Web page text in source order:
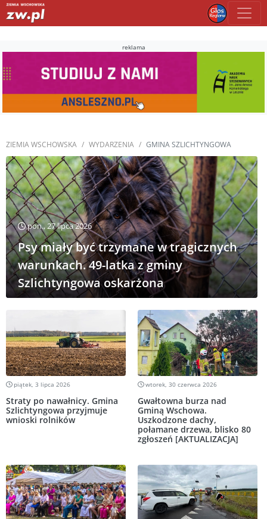
reklama
ZIEMIA WSCHOWSKA WYDARZENIA GMINA SZLICHTYNGOWA
pon., 27 lipca 2026
Psy miały być trzymane w tragicznych
warunkach. 49-latka z gminy
Szlichtyngowa oskarżona
piątek, 3 lipca 2026
Straty po nawałnicy. Gmina
Szlichtyngowa przyjmuje
wnioski rolników
wtorek, 30 czerwca 2026
Gwałtowna burza nad
Gminą Wschowa.
Uszkodzone dachy,
połamane drzewa, blisko 80
zgłoszeń [AKTUALIZACJA]